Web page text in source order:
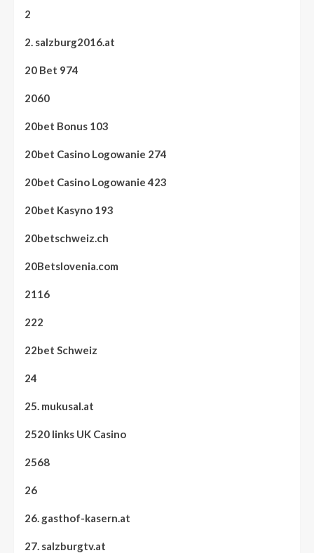
2
2. salzburg2016.at
20 Bet 974
2060
20bet Bonus 103
20bet Casino Logowanie 274
20bet Casino Logowanie 423
20bet Kasyno 193
20betschweiz.ch
20Betslovenia.com
2116
222
22bet Schweiz
24
25. mukusal.at
2520 links UK Casino
2568
26
26. gasthof-kasern.at
27. salzburgtv.at